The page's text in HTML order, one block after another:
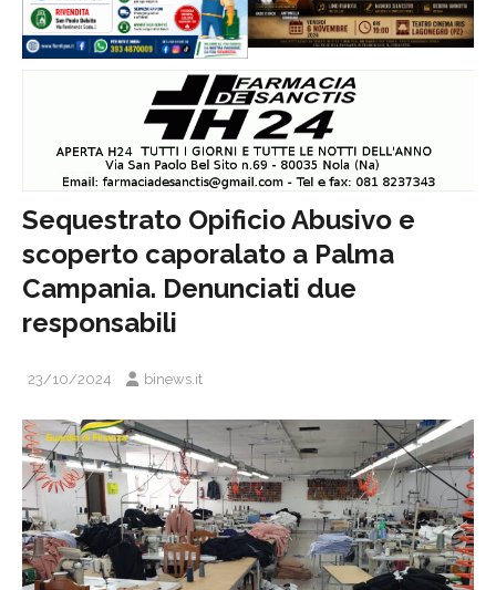
Sequestrato Opificio Abusivo e
scoperto caporalato a Palma
Campania. Denunciati due
responsabili
23/10/2024 binews.it